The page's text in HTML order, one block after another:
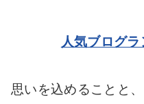
人気ブログ
思いを込めることと